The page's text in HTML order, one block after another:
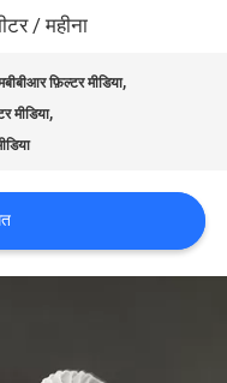
/ महीना
फ़िल्टर मीडिया,
मीडिया,